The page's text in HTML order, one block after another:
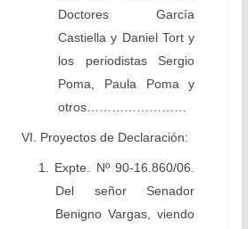
Doctores García
Castiella y Daniel Tort y
los periodistas Sergio
Poma, Paula Poma y
otros……………………
VI. Proyectos de Declaración:
1. Expte. Nº 90-16.860/06.
Del señor Senador
Benigno Vargas, viendo